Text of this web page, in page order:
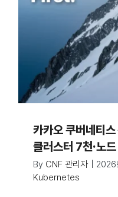
카카오 쿠버네티
클러스터 7천·노
By CNF 관리자 2026
Kubernetes